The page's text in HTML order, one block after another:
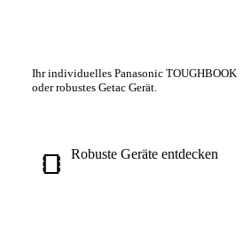
Ihrindividuelles Panasonic TOUGHBOOK
oder robustes Getac Gerät.
Robuste Geräte entdecken